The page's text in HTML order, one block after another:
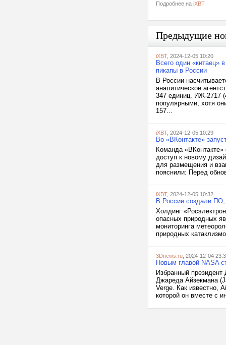
Подробнее на iXBT
Предыдущие
iXBT, 2024-12-05 10:20
Всего один «китаец»
пикапы в России
В России
аналитическое
347 единиц. ИЖ-2717
популярными, хотя
157...
iXBT, 2024-12-05 10:29
Во «ВКонтакте»
Команда
доступ к новому
для размещения и
пояснили: Перед
iXBT, 2024-12-05 10:32
В России создали ПО,
Холдинг
опасных природных
мониторинга
природных
3Dnews.ru , 2024-12-04
Новым главой NASA
Избранный
Джареда Айзекмана
Verge. Как известно,
которой он вместе с